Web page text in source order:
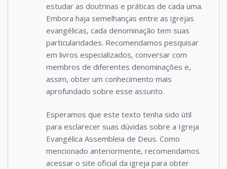
estudar as doutrinas e práticas de cada uma.
Embora haja semelhanças entre as igrejas
evangélicas, cada denominação tem suas
particularidades. Recomendamos pesquisar
em livros especializados, conversar com
membros de diferentes denominações e,
assim, obter um conhecimento mais
aprofundado sobre esse assunto.
Esperamos que este texto tenha sido útil
para esclarecer suas dúvidas sobre a Igreja
Evangélica Assembleia de Deus. Como
mencionado anteriormente, recomendamos
acessar o site oficial da igreja para obter